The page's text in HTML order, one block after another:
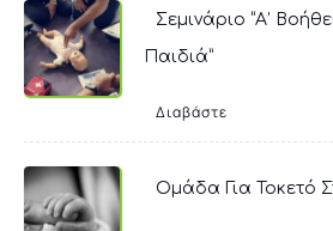
Σεμινάριο “Α’
Παιδιά”
Διαβάστε
Ομάδα Για Τοκετό